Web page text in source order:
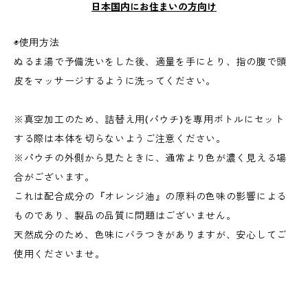
日本国内にお住まいの方向け
◉使用方法
ぬるま湯で予備洗いをした後、適量を手にとり、指の腹で頭
皮をマッサージするように洗ってください。
※真空加工のため、詰替え用(パウチ)を専用ボトルにセット
する際は本体を切らないようご注意ください。
※パウチの外側から見たときに、通常より色が濃く見える場
合がございます。
これは配合成分の『オレンジ油』の原料の色味の影響による
ものであり、製品の品質に問題はございません。
天然成分のため、色味にバラつきがありますが、安心してご
使用くださいませ。